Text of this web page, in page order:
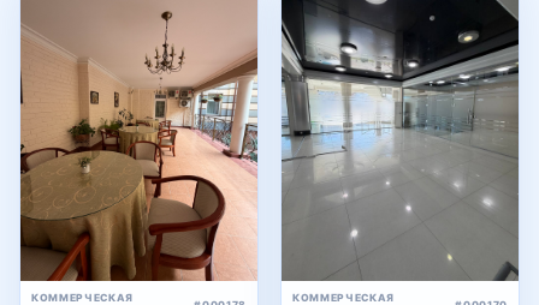
КОММЕРЧЕСКАЯ
НЕДВИЖИМОСТЬ
#000178
Продаётся действующая
гостиница в Яккасарайском
районе
2 500 000 у.е.
КОММЕРЧЕСКАЯ
НЕДВИЖИМОСТЬ
#000170
Сдается в аренду отдельно
стоящее 4-х уровневое
35 000 у.е.